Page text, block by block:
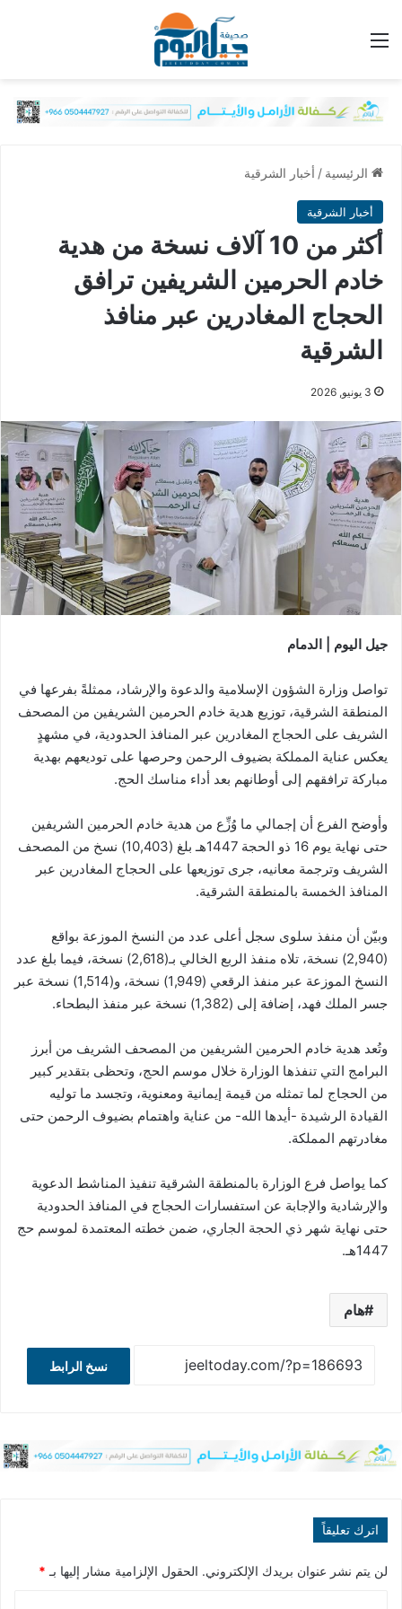
الرئيسية / أخبار الشرقية
أخبار الشرقية
أكثر من 10 آلاف نسخة من هدية
خادم الحرمين الشريفين ترافق
الحجاج المغادرين عبر منافذ
الشرقية
3 يونيو, 2026
جيل اليوم | الدمام
تواصل وزارة الشؤون الإسلامية والدعوة والإرشاد، ممثلةً بفرعها في
المنطقة الشرقية، توزيع هدية خادم الحرمين الشريفين من المصحف
الشريف على الحجاج المغادرين عبر المنافذ الحدودية، في مشهدٍ
يعكس عناية المملكة بضيوف الرحمن وحرصها على توديعهم بهدية
مباركة ترافقهم إلى أوطانهم بعد أداء مناسك الحج.
وأوضح الفرع أن إجمالي ما وُزِّع من هدية خادم الحرمين الشريفين
حتى نهاية يوم 16 ذو الحجة 1447هـ بلغ (10,403) نسخ من المصحف
الشريف وترجمة معانيه، جرى توزيعها على الحجاج المغادرين عبر
المنافذ الخمسة بالمنطقة الشرقية.
وبيّن أن منفذ سلوى سجل أعلى عدد من النسخ الموزعة بواقع
(2,940) نسخة، تلاه منفذ الربع الخالي بـ(2,618) نسخة، فيما بلغ عدد
النسخ الموزعة عبر منفذ الرقعي (1,949) نسخة، و(1,514) نسخة عبر
جسر الملك فهد، إضافة إلى (1,382) نسخة عبر منفذ البطحاء.
وتُعد هدية خادم الحرمين الشريفين من المصحف الشريف من أبرز
البرامج التي تنفذها الوزارة خلال موسم الحج، وتحظى بتقدير كبير
من الحجاج لما تمثله من قيمة إيمانية ومعنوية، وتجسد ما توليه
القيادة الرشيدة -أيدها الله- من عناية واهتمام بضيوف الرحمن حتى
مغادرتهم المملكة.
كما يواصل فرع الوزارة بالمنطقة الشرقية تنفيذ المناشط الدعوية
والإرشادية والإجابة عن استفسارات الحجاج في المنافذ الحدودية
حتى نهاية شهر ذي الحجة الجاري، ضمن خطته المعتمدة لموسم حج
1447هـ.
هام
نسخ الرابط
اترك تعليقاً
لن يتم نشر عنوان بريدك الإلكتروني. الحقول الإلزامية مشار إليها بـ *